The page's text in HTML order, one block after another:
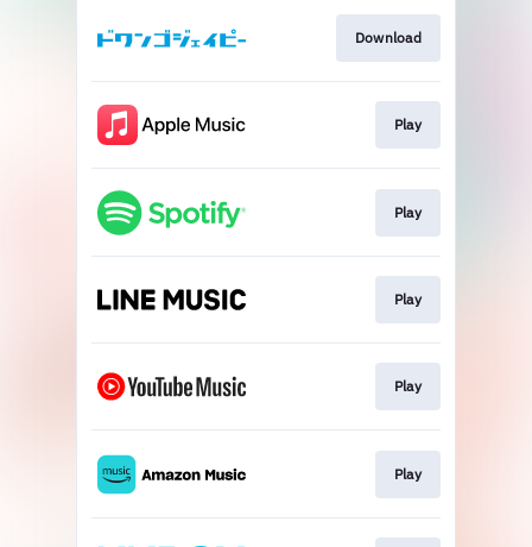
Download
Play
Play
Play
Play
Play